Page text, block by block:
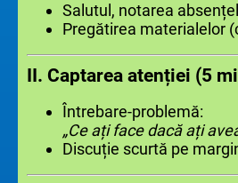
Salutul, notarea
Pregătirea materialelor
II. Captarea atenției (5
Întrebare-problemă:
„Ce ați face dacă ați
Discuție scurtă pe